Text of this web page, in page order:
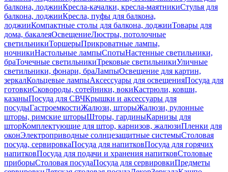
балкона, лоджииКресла-качалки, кресла-маятникиСтулья для
балкона, лоджииКресла, пуфы для балкона,
лоджииКомпактные столы для балкона, лоджииТовары для
дома, бакалеяОсвещениеЛюстры, потолочные
светильникиТоршерыПрикроватные лампы,
ночникиНастольные лампыСпотыНастенные светильники,
браТочечные светильникиТрековые светильникиУличные
светильники, фонари, браЛампыОсвещение для картин,
зеркалКольцевые лампыАксессуары для освещенияПосуда для
готовкиСковороды, сотейники, вокиКастрюли, ковши,
казаныПосуда для СВЧКрышки и аксессуары для
посудыГастроемкостиЖалюзи, шторыЖалюзи, рулонные
шторы, римские шторыШторы, гардиныКарнизы для
шторКомплектующие для штор, карнизов, жалюзиПленки для
оконЭлектроприводные солнцезащитные системыСтоловая
посуда, сервировкаПосуда для напитковПосуда для горячих
напитковПосуда для подачи и хранения напитковСтоловые
приборыСтоловая посудаПосуда для сервировкиПредметы